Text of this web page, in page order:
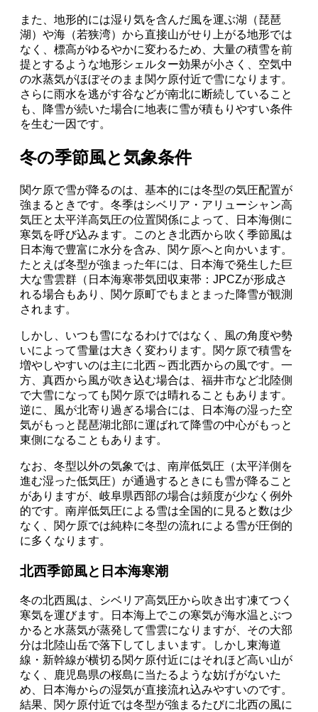
また、地形的には湿り気を含んだ風を運ぶ湖（琵琶
湖）や海（若狭湾）から直接山がせり上がる地形では
なく、標高がゆるやかに変わるため、大量の積雪を前
提とするような地形シェルター効果が小さく、空気中
の水蒸気がほぼそのまま関ケ原付近で雪になります。
さらに雨水を逃がす谷などが南北に断続していること
も、降雪が続いた場合に地表に雪が積もりやすい条件
を生む一因です。
冬の季節風と気象条件
関ケ原で雪が降るのは、基本的には冬型の気圧配置が
強まるときです。冬季はシベリア・アリューシャン高
気圧と太平洋高気圧の位置関係によって、日本海側に
寒気を呼び込みます。このとき北西から吹く季節風は
日本海で豊富に水分を含み、関ケ原へと向かいます。
たとえば冬型が強まった年には、日本海で発生した巨
大な雪雲群（日本海寒帯気団収束帯：JPCZが形成さ
れる場合もあり、関ケ原町でもまとまった降雪が観測
されます。
しかし、いつも雪になるわけではなく、風の角度や勢
いによって雪量は大きく変わります。関ケ原で積雪を
増やしやすいのは主に北西～西北西からの風です。一
方、真西から風が吹き込む場合は、福井市など北陸側
で大雪になっても関ケ原では晴れることもあります。
逆に、風が北寄り過ぎる場合には、日本海の湿った空
気がもっと琵琶湖北部に運ばれて降雪の中心がもっと
東側になることもあります。
なお、冬型以外の気象では、南岸低気圧（太平洋側を
進む湿った低気圧）が通過するときにも雪が降ること
がありますが、岐阜県西部の場合は頻度が少なく例外
的です。南岸低気圧による雪は全国的に見ると数は少
なく、関ケ原では純粋に冬型の流れによる雪が圧倒的
に多くなります。
北西季節風と日本海寒潮
冬の北西風は、シベリア高気圧から吹き出す凍てつく
寒気を運びます。日本海上でこの寒気が海水温とぶつ
かると水蒸気が蒸発して雪雲になりますが、その大部
分は北陸山岳で落下してしまいます。しかし東海道
線・新幹線が横切る関ケ原付近にはそれほど高い山が
なく、鹿児島県の桜島に当たるような妨げがないた
め、日本海からの湿気が直接流れ込みやすいのです。
結果、関ケ原付近では冬型が強まるたびに北西の風に